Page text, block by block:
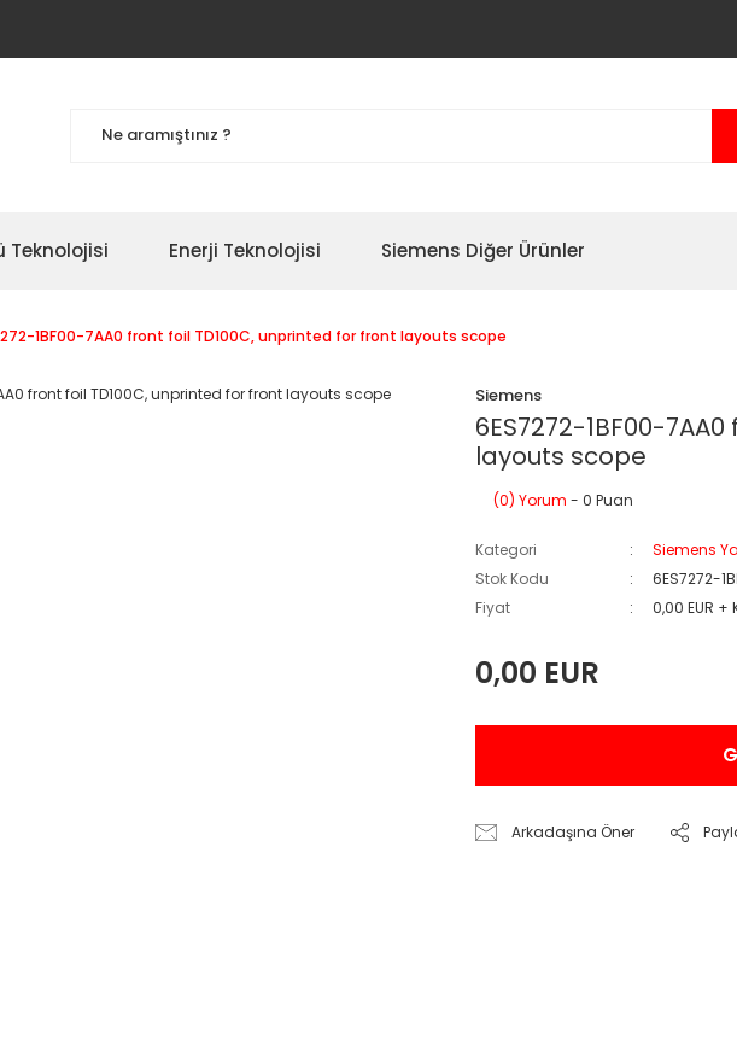
Teknolojisi Enerji Teknolojisi Siemens Diğer Ürünler
1BF00-7AA0 front foil TD100C, unprinted for front layouts scope
Siemens
6ES7272-1BF00-
layouts scope
(0) Yorum - 0 Puan
Kategori
Siemens
Stok Kodu
6ES7272-
Fiyat
0,00 EUR +
0,00 EUR
Arkadaşına Öner